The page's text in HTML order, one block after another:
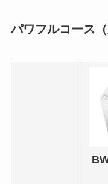
パワフルコース